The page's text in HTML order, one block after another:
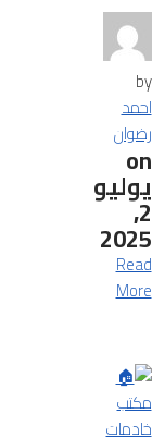
by
احمد
رضوان
on
يوليو
2,
2025
Read
More